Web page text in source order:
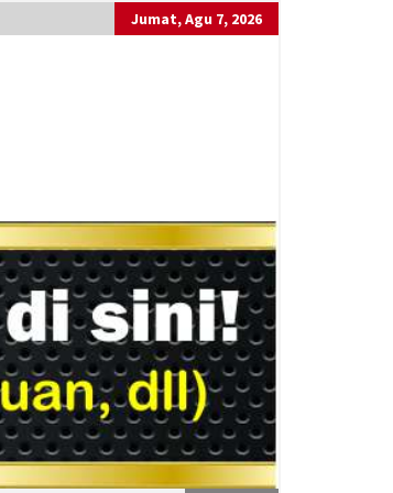
Jumat, Agu 7, 2026